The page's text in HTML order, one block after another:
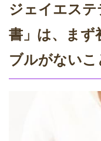
ジェイエス
書」は、まず
ブルがないこ